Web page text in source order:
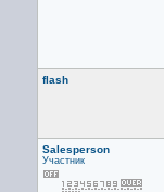
flash
Salesperson
Участник